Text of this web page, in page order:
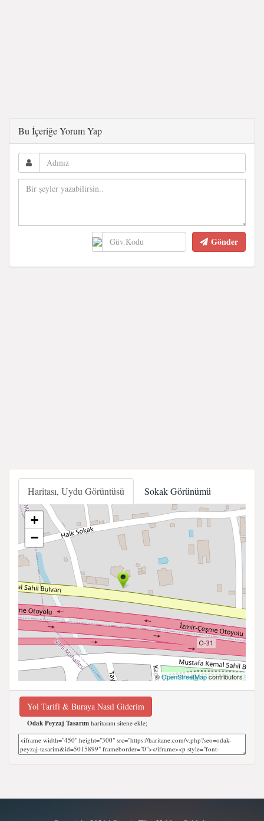
Bu İçeriğe Yorum Yap
Gönder
Haritası, Uydu Görüntüsü Sokak Görünümü
+
−
©OpenStreetMapcontributors
Yol Tarifi & Buraya Nasıl Giderim
Odak Peyzaj Tasarım haritasını sitene ekle;